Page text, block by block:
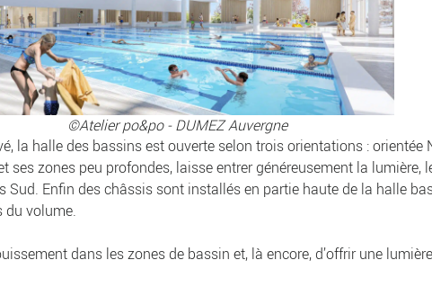
©Atelier po&po - DUMEZ Auvergne
la halle des bassins est ouverte selon trois orientations : orientée
zones peu profondes, laisse entrer généreusement la lumière,
Enfin des châssis sont installés en partie haute de la halle
du volume.
dans les zones de bassin et, là encore, d’offrir une